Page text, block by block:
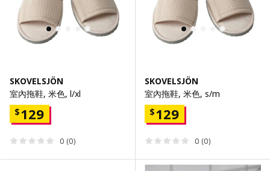
SKOVELSJÖN
室內拖鞋, 米色, l/xl
$129
0 (0)
SKOVELSJÖN
室內拖鞋, 米色, s/m
$129
0 (0)